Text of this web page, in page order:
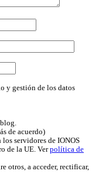
y gestión de los datos
de acuerdo)
servidores de IONOS
de la UE. Verpolítica de
otros, a acceder, rectificar,